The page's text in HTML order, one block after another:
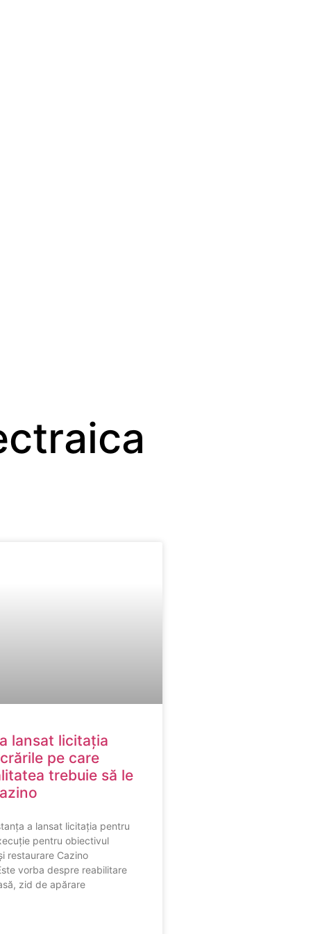
lansat licitația
pe care
trebuie să le
a lansat licitația pentru
pentru obiectivul
restaurare Cazino
vorba despre reabilitare
zid de apărare